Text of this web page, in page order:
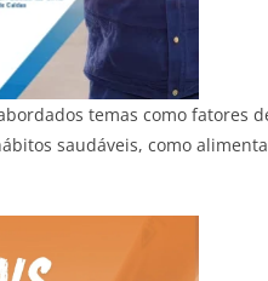
temas como fatores
saudáveis, como